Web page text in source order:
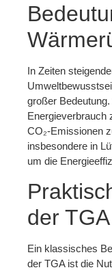
In Zeiten
großer
Energieverbrauch
CO₂-Emissionen
insbesondere in
um die
der TGA
Ein klassisches
der TGA ist die